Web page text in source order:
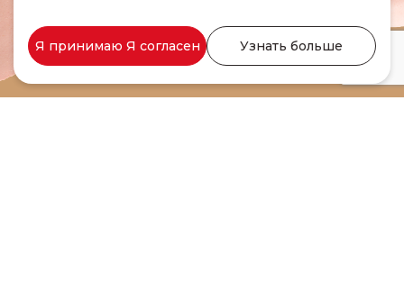
Я принимаю Я согласен Узнать больше
Колбаса Гуди 500 г